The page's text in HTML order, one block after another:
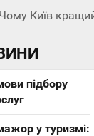
Чому Київ
підбору
у туризмі: